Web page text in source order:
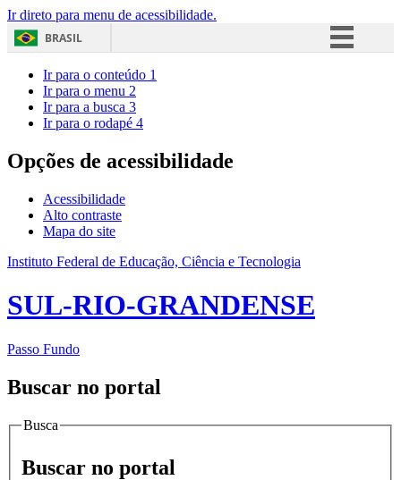
Ir direto para menu de acessibilidade.
BRASIL
Acesso à informação
Ir para o conteúdo 1
Ir para o menu 2
Ir para a busca 3
Ir para o rodapé 4
Opções de acessibilidade
Acessibilidade
Alto contraste
Mapa do site
Instituto Federal de Educação, Ciência e Tecnologia
SUL-RIO-GRANDENSE
Passo Fundo
Buscar no portal
Busca
Buscar no portal